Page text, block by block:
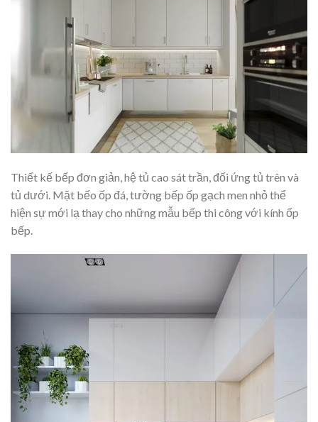
Thiết kế bếp đơn giản, hệ tủ cao sát trần, đối ứng tủ trên và
tủ dưới. Mặt bếo ốp đá, tường bếp ốp gạch men nhỏ thể
hiện sự mới lạ thay cho những mẫu bếp thi công với kính ốp
bếp.